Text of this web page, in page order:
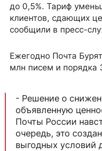
до 0,5%. Тариф
клиентов, сдающих
сообщили в пресс-
Ежегодно Почта
млн писем и порядка
- Решение о
объявленную
Почты России
очередь, это
выгодных условий